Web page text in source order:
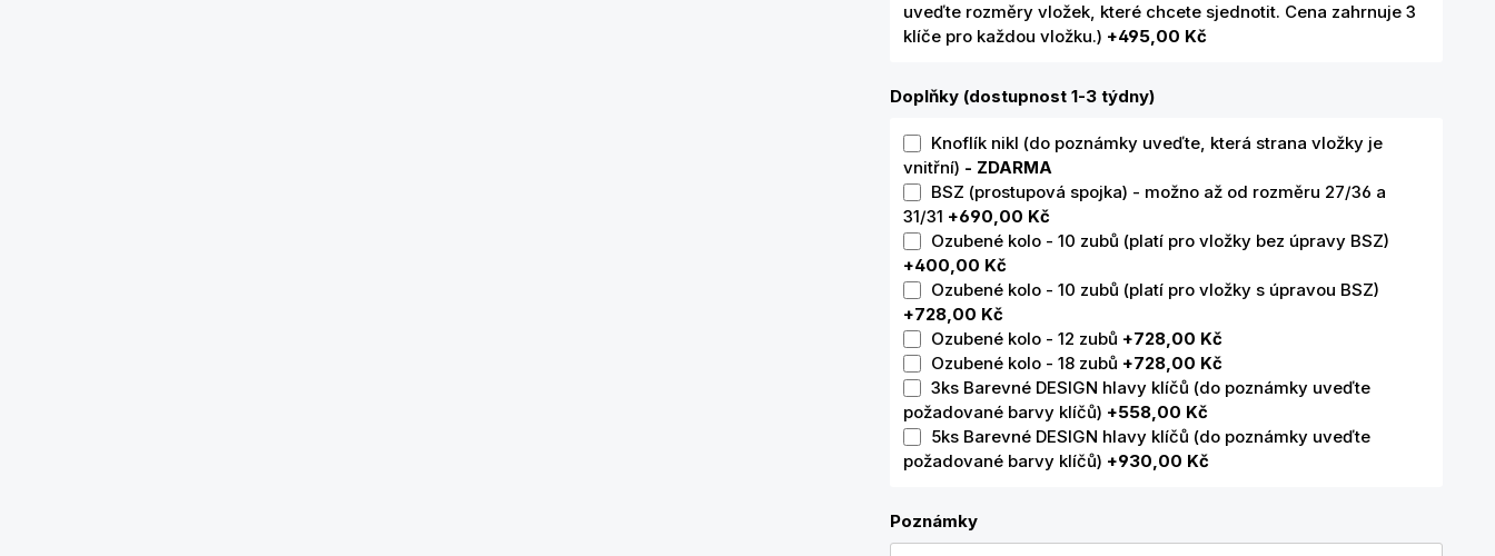
uveďte rozměry vložek, které chcete sjednotit. Cena zahrnuje 3
klíče pro každou vložku.) +495,00 Kč
Doplňky (dostupnost 1-3 týdny)
Knoflík nikl (do poznámky uveďte, která strana vložky je
vnitřní) - ZDARMA
BSZ (prostupová spojka) - možno až od rozměru 27/36 a
31/31 +690,00 Kč
Ozubené kolo - 10 zubů (platí pro vložky bez úpravy BSZ)
+400,00 Kč
Ozubené kolo - 10 zubů (platí pro vložky s úpravou BSZ)
+728,00 Kč
Ozubené kolo - 12 zubů +728,00 Kč
Ozubené kolo - 18 zubů +728,00 Kč
3ks Barevné DESIGN hlavy klíčů (do poznámky uveďte
požadované barvy klíčů) +558,00 Kč
5ks Barevné DESIGN hlavy klíčů (do poznámky uveďte
požadované barvy klíčů) +930,00 Kč
Poznámky